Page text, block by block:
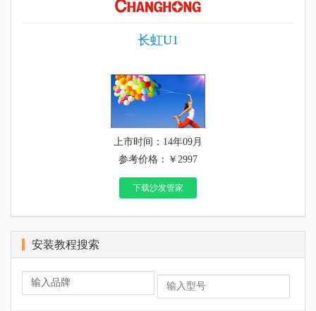
长虹U1
上市时间：14年09月
参考价格：￥2997
下载沙发管家
安装教程搜索